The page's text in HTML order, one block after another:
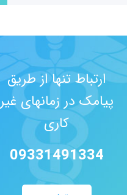
ارتباط تنها از طریق
پیامک در زمانهای غیر
کاری
09331491334